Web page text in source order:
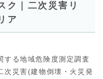
ク｜二次災害リ
ア
する地域危険度測定調査
次災害(建物倒壊・火災発